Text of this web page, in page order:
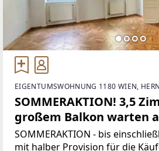
EIGENTUMSWOHNUNG 1180 WIEN,
SOMMERAKTION! 3,5
großem Balkon warten
Altbaujuwel in Bestlage
SOMMERAKTION - bis
mit halber Provision für die